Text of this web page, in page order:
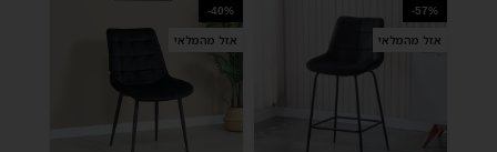
-57%
אזל מהמלאי
-40%
אזל מהמלאי